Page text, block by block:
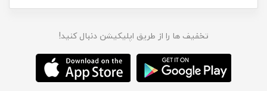
تخفیف ها را از طریق اپلیکیشن دنبال کنید!